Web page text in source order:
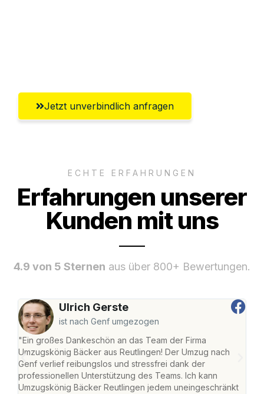
Jetzt unverbindlich anfragen
ECHTE ERFAHRUNGEN
Erfahrungen unserer
Kunden mit uns
4.9 von 5 Sternen aus über 800+ Bewertungen.
Ulrich Gerste
ist nach Genf umgezogen
"Ein großes Dankeschön an das Team der Firma
Umzugskönig Bäcker aus Reutlingen! Der Umzug nach
Genf verlief reibungslos und stressfrei dank der
professionellen Unterstützung des Teams. Ich kann
Umzugskönig Bäcker Reutlingen jedem uneingeschränkt